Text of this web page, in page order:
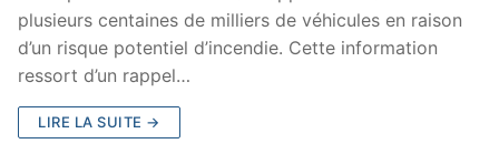
plusieurs centaines de milliers de véhicules en raison
d’un risque potentiel d’incendie. Cette information
ressort d’un rappel…
LIRE LA SUITE →